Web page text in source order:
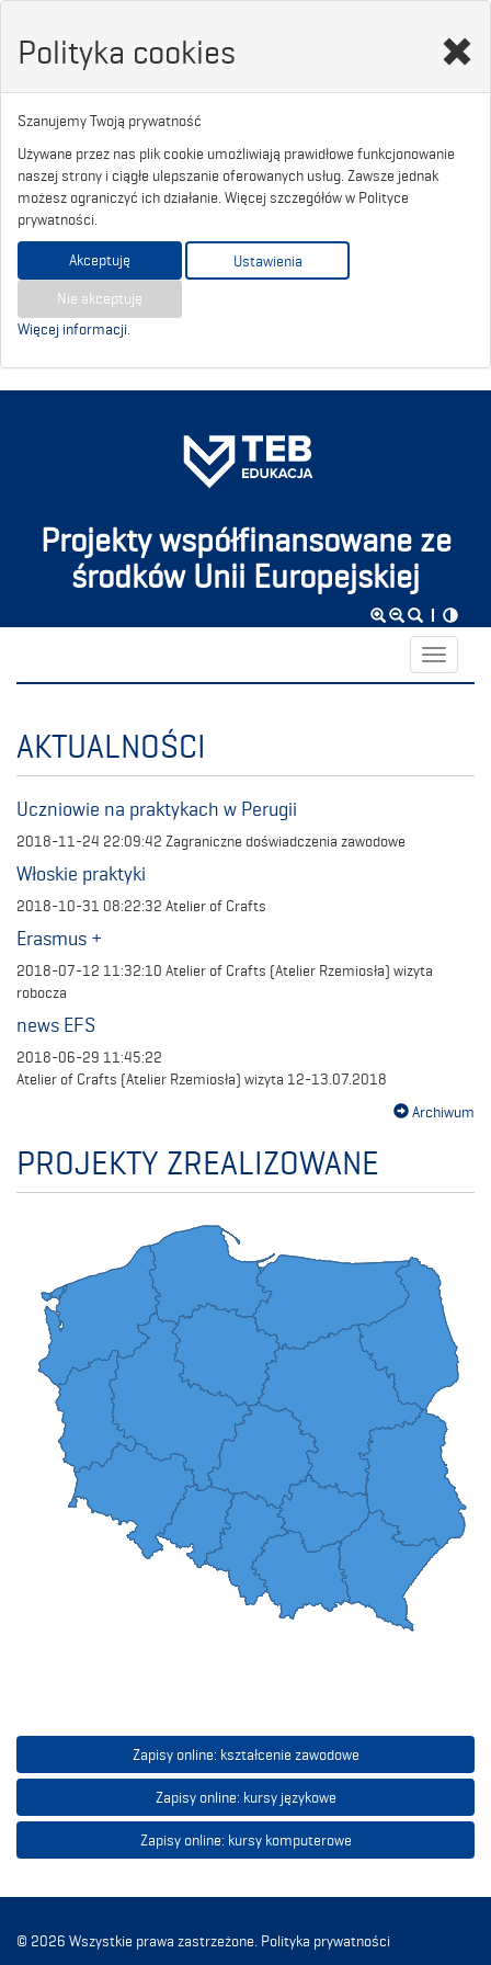
Polityka cookies
Szanujemy Twoją prywatność
Używane przez nas plik cookie umożliwiają prawidłowe funkcjonowanie
naszej strony i ciągłe ulepszanie oferowanych usług. Zawsze jednak
możesz ograniczyć ich działanie. Więcej szczegółów w Polityce
prywatności.
Akceptuję Ustawienia
Nie akceptuję
Więcej informacji
Projekty współfinansowane ze
środków Unii Europejskiej
Toggle
AKTUALNOŚCI
Uczniowie na praktykach w Perugii
2018-11-24 22:09:42 Zagraniczne doświadczenia zawodowe
Włoskie praktyki
2018-10-31 08:22:32 Atelier of Crafts
Erasmus +
2018-07-12 11:32:10 Atelier of Crafts (Atelier Rzemiosła) wizyta
robocza
news EFS
2018-06-29 11:45:22
Atelier of Crafts (Atelier Rzemiosła) wizyta 12-13.07.2018
Archiwum
PROJEKTY ZREALIZOWANE
Zapisy online: kształcenie zawodowe
Zapisy online: kursy językowe
Zapisy online: kursy komputerowe
© 2026 Wszystkie prawa zastrzeżone. Polityka prywatności